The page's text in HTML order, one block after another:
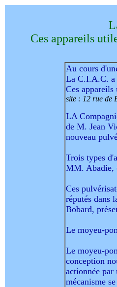
Ces appareils
Au cours
La C.I.A.C. a
Ces
site : 12 rue de
LA
de M. Jean
nouveau
Trois types
MM. Abadie,
Ces
réputés dans
Bobard,
Le moyeu-
Le moyeu-
conception
actionnée
mécanisme